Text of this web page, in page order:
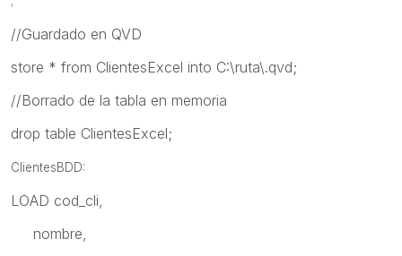
//Guardado en QVD
store * from ClientesExcel into C:\ruta\.qvd;
//Borrado de la tabla en memoria
drop table ClientesExcel;
ClientesBDD:
LOAD cod_cli,
nombre,